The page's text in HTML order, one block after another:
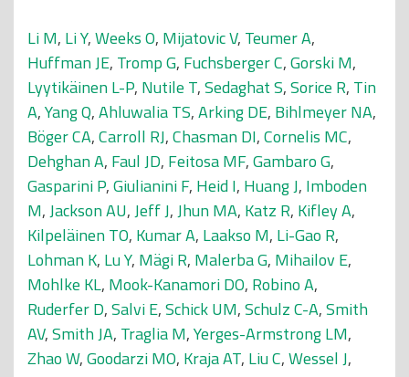
Li M, Li Y,Weeks O, Mijatovic V, Teumer A,
Huffman JE, Tromp G, Fuchsberger C,Gorski M,
Lyytikäinen L-P, Nutile T,Sedaghat S,Sorice R, Tin
A,Yang Q,Ahluwalia TS,Arking DE, Bihlmeyer NA,
Böger CA,Carroll RJ,Chasman DI,Cornelis MC,
Dehghan A, Faul JD, Feitosa MF,Gambaro G,
Gasparini P,Giulianini F, Heid I, Huang J, Imboden
M,Jackson AU,Jeff J,Jhun MA, Katz R, Kifley A,
Kilpeläinen TO, Kumar A, Laakso M, Li-Gao R,
Lohman K, Lu Y, Mägi R, Malerba G, Mihailov E,
Mohlke KL, Mook-Kanamori DO, Robino A,
Ruderfer D,Salvi E,Schick UM,Schulz C-A,Smith
AV,Smith JA, Traglia M,Yerges-Armstrong LM,
Zhao W,Goodarzi MO, Kraja AT, Liu C,Wessel J,